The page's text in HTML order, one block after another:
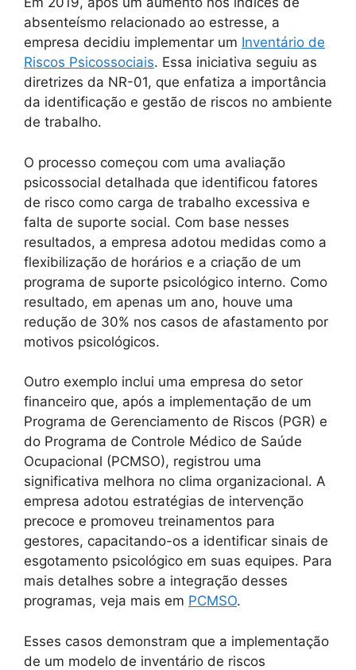
absenteísmo relacionado ao estresse, a
empresa decidiu implementar um Inventário de
Riscos Psicossociais. Essa iniciativa seguiu as
diretrizes da NR-01, que enfatiza a importância
da identificação e gestão de riscos no ambiente
de trabalho.
O processo começou com uma avaliação
psicossocial detalhada que identificou fatores
de risco como carga de trabalho excessiva e
falta de suporte social. Com base nesses
resultados, a empresa adotou medidas como a
flexibilização de horários e a criação de um
programa de suporte psicológico interno. Como
resultado, em apenas um ano, houve uma
redução de 30% nos casos de afastamento por
motivos psicológicos.
Outro exemplo inclui uma empresa do setor
financeiro que, após a implementação de um
Programa de Gerenciamento de Riscos (PGR) e
do Programa de Controle Médico de Saúde
Ocupacional (PCMSO), registrou uma
significativa melhora no clima organizacional. A
empresa adotou estratégias de intervenção
precoce e promoveu treinamentos para
gestores, capacitando-os a identificar sinais de
esgotamento psicológico em suas equipes. Para
mais detalhes sobre a integração desses
programas, veja mais em PCMSO.
Esses casos demonstram que a implementação
de um modelo de inventário de riscos